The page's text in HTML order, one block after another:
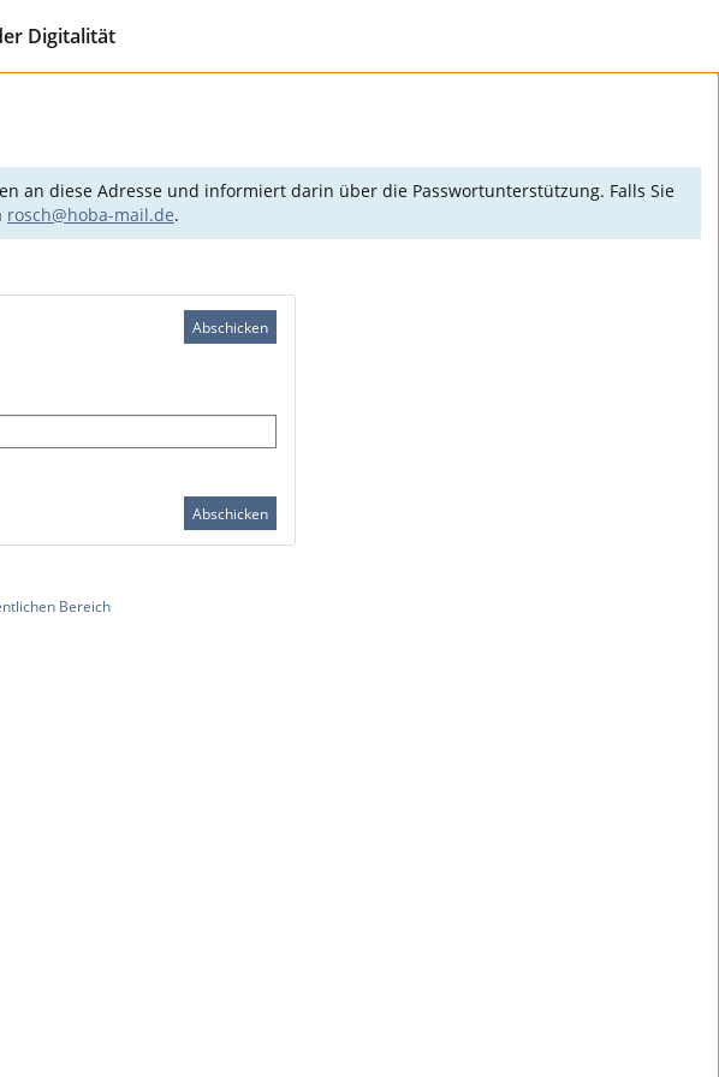
Digitalität
an diese Adresse und informiert darin über die Passwortunterstützung. Falls Sie
rosch@hoba-mail.de.
Abschicken
Abschicken
Bereich